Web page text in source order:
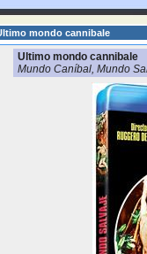
mondo cannibale
Ultimo mondo cannibale
Mundo Caníbal, Mundo